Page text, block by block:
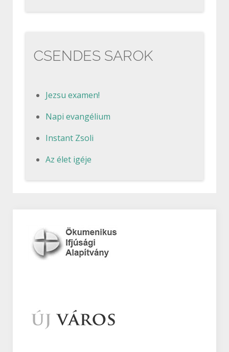
CSENDES SAROK
Jezsu examen!
Napi evangélium
Instant Zsoli
Az élet igéje